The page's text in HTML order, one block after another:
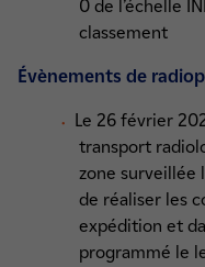
0 de l’échelle
classement
Évènements de
Le 26 février
transport
zone surveillée
de réaliser les
expédition et
programmé le